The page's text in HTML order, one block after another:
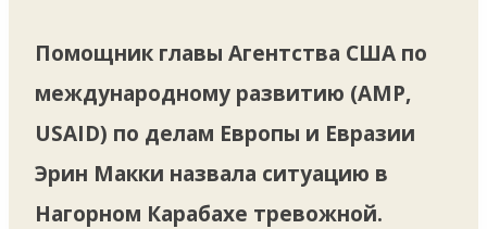
Помощник главы Агентства США по
международному развитию (AMP,
USAID) по делам Европы и Евразии
Эрин Макки назвала ситуацию в
Нагорном Карабахе тревожной.